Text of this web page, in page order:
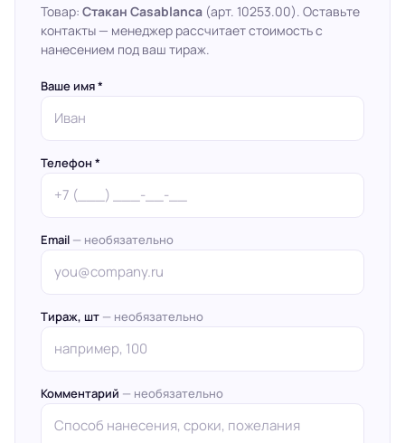
Товар: Стакан Casablanca (арт. 10253.00). Оставьте
контакты — менеджер рассчитает стоимость с
нанесением под ваш тираж.
Ваше имя *
Телефон *
Email — необязательно
Тираж, шт — необязательно
Комментарий — необязательно